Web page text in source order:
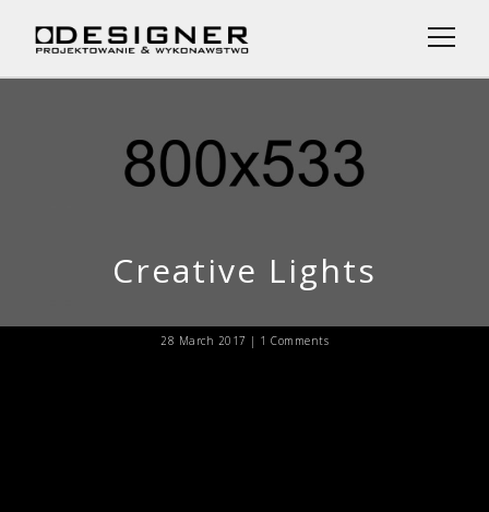
Menu
AIG Investment
Creative Lights
28 March 2017 | 1 Comments